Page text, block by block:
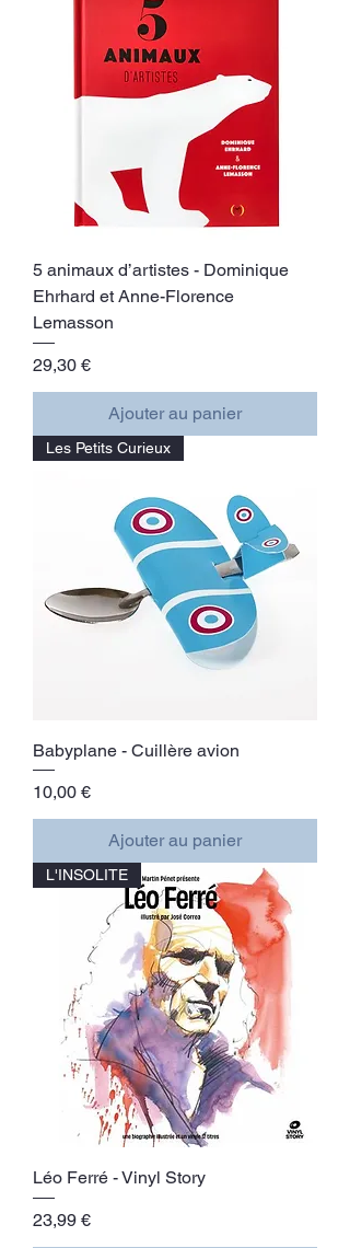
5 animaux d’artistes - Dominique
Ehrhard et Anne-Florence
Lemasson
Prix
29,30 €
Ajouter au panier
Les Petits Curieux
Babyplane - Cuillère avion
Prix
10,00 €
Ajouter au panier
L'INSOLITE
Léo Ferré - Vinyl Story
Prix
23,99 €